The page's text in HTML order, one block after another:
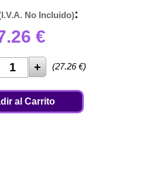
No Incluido):
€
(27.26€)
al Carrito